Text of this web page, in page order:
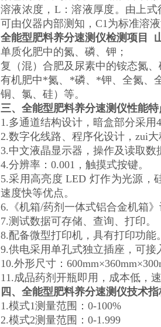
溶液浓度，L：溶液厚度。由上
可由仪器内部测知，C1为标准溶
全能型肥料养分速测仪检测项目
单质化肥中的氮、磷、钾；
复（混）合肥及尿素中的铵态氮、
有机肥中*氮、*磷、*钾、全氮、
铜、氯、硅）等。
三、全能型肥料养分速测仪性能特
1.多通道结构设计，暗盒部分采用
2.数字化线路、程序化设计，zui
3.中文液晶显示器，操作及读取数
4.分辨率：0.001，触摸式按键。
5.采用高亮度 LED 灯作为光源，
速度快等优点。
6.《机箱/药剂一体式铝合金机箱
7.测试数据可存储、查询、打印。
8.配备微型打印机，具有打印功能。
9.供电采用单孔式独立插座，可接
10.外形尺寸：
11.成品药剂开瓶即用，成本低，
四、全能型肥料养分速测仪技术
1.模式1测量范围：0-100%
2.模式2测量范围：0-1.999